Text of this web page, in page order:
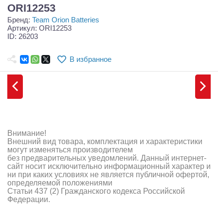
Игрушки
Самолеты
Судомодели
Конструкторы
Зарядные устройства и блоки питания
Двигатели
Технические жидкости
ORI12253
Бренд: Team Orion Batteries
Артикул: ORI12253
ID: 26203
В избранное
Внимание!
Внешний вид товара, комплектация и характеристики
могут изменяться производителем
без предварительных уведомлений. Данный интернет-
сайт носит исключительно информационный характер и
ни при каких условиях не является публичной офертой,
определяемой положениями
Статьи 437 (2) Гражданского кодекса Российской
Федерации.